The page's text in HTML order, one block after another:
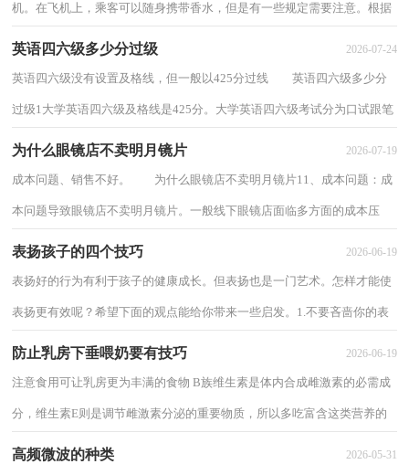
机。在飞机上，乘客可以随身携带香水，但是有一些规定需要注意。根据
规定，随身携带的香水小样瓶身容量需要小于...
英语四六级多少分过级 2026-07-24
英语四六级没有设置及格线，但一般以425分过线 英语四六级多少分
过级1大学英语四六级及格线是425分。大学英语四六级考试分为口试跟笔
试，笔试出现缺考、违规及总成绩低于220...
为什么眼镜店不卖明月镜片 2026-07-19
成本问题、销售不好。 为什么眼镜店不卖明月镜片11、成本问题：成
本问题导致眼镜店不卖明月镜片。一般线下眼镜店面临多方面的成本压
力，从店铺租金到人工费用再到各种杂费，都...
表扬孩子的四个技巧 2026-06-19
表扬好的行为有利于孩子的健康成长。但表扬也是一门艺术。怎样才能使
表扬更有效呢？希望下面的观点能给你带来一些启发。1.不要吝啬你的表
扬尤其是对年龄小的孩子，父母常用成人...
防止乳房下垂喂奶要有技巧 2026-06-19
注意食用可让乳房更为丰满的食物 B族维生素是体内合成雌激素的必需成
分，维生素E则是调节雌激素分泌的重要物质，所以多吃富含这类营养的
食物，如蛋、奶、豆类、瘦肉、莲藕、葡萄...
高频微波的种类 2026-05-31